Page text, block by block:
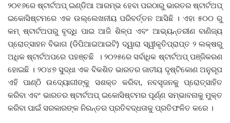
ଅପରାଧ
ଖେଳ ଖବର
ବିଶେଷ
୨୦୧୬ରେ ଷ୍ଟାର୍ଟଅପ୍‌ ଇଣ୍ଡିଆ ଆରମ୍ଭ ହେବା ପରଠାରୁ ଭାରତର ଷ୍ଟାର୍ଟଅପ୍‌
ଇକୋସିଷ୍ଟମରେ ଏକ ଉଲ୍ଲେଖନୀୟ ପରିବର୍ତ୍ତନ ଆସିଛି । ଏହା ୫୦୦ ରୁ
କମ୍‌ ଷ୍ଟାର୍ଟଅପରୁ ବୃଦ୍ଧି ପାଇ ଆଜି ଶିଳ୍ପ ଏବଂ ଆଭ୍ୟନ୍ତରୀଣ ବାଣିଜ୍ୟ
ପ୍ରୋତ୍ସାହନ ବିଭାଗ (ଡିପିଆଇଆଇଟି) ଦ୍ୱାରା ସ୍ୱୀକୃତିପ୍ରାପ୍ତ ୨ ଲକ୍ଷରୁ
ଅଧିକ ଷ୍ଟାର୍ଟଅପରେ ପହଞ୍ଚଛି । ୨୦୨୫ରେ ସର୍ବାଧିକ ଷ୍ଟାର୍ଟଅପ୍‌ ପଞ୍ଜିକରଣ
ହୋଇଛି । ୨୦୪୭ ସୁଦ୍ଧା ଏକ ବିକଶିତ ଭାରତର ଜାତୀୟ ଦୃଷ୍ଟିକୋଣ ଅନୁରୂପ
ଏହି ପାଣ୍ଠି ଉଦ୍ୟୋଗୀଙ୍କୁ ସଶକ୍ତ କରିବା, ନବସୃଜନକୁ ପ୍ରୋତ୍ସାହିତ
କରିବା ଏବଂ ଭାରତର ଷ୍ଟାର୍ଟଅପ୍‌ ଇକୋସିଷ୍ଟମର ପୂର୍ଣ୍ଣ ସମ୍ଭାବନାକୁ ମୁକ୍ତ
କରିବା ପାଇଁ ସରକାରଙ୍କ ନିରନ୍ତର ପ୍ରତିବଦ୍ଧତାକୁ ପ୍ରତିଫଳିତ କରେ ।